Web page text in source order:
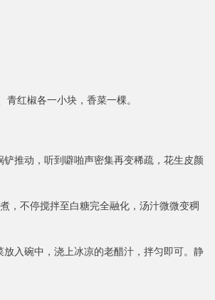
红椒各一小块，香菜一棵。
推动，听到噼啪声密集再变稀疏，花生皮颜
，不停搅拌至白糖完全融化，汤汁微微变稠
入碗中，浇上冰凉的老醋汁，拌匀即可。静